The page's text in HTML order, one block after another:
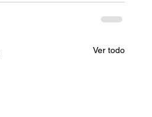
Ver todo